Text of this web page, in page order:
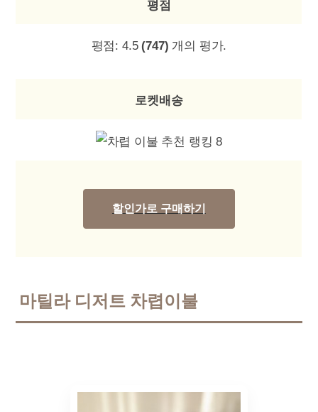
평점
평점: 4.5 (747) 개의 평가.
로켓배송
할인가로 구매하기
마틸라 디저트 차렵이불